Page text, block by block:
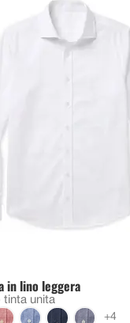
in lino leggera
tinta unita
+4